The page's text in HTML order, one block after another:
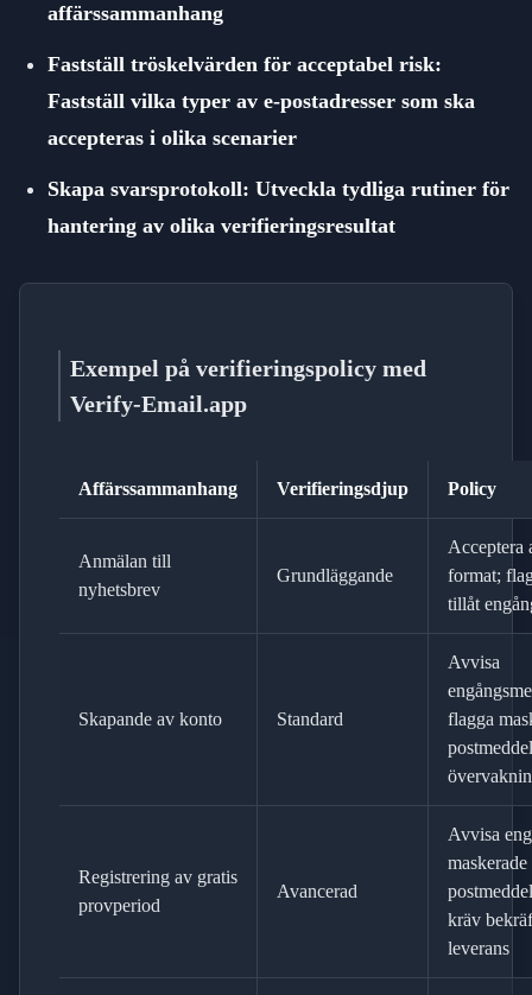
affärssammanhang
Fastställ tröskelvärden för acceptabel risk:
Fastställ vilka typer av e-postadresser som ska
accepteras i olika scenarier
Skapa svarsprotokoll: Utveckla tydliga rutiner för
hantering av olika verifieringsresultat
Exempel på verifieringspolicy med
Verify-Email.app
Affärssammanhang Verifieringsdjup Policy
Anmälan till
nyhetsbrev
Grundläggande
Acceptera
format;
tillåt
Skapande av konto Standard
Avvisa
flagga
Registrering av gratis
provperiod
Avancerad
Avvisa
maskerade
kräv
leverans